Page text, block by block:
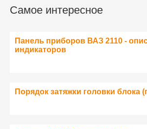
Самое интересное
Панель приборов ВАЗ 2110 -
индикаторов
Порядок затяжки головки блока